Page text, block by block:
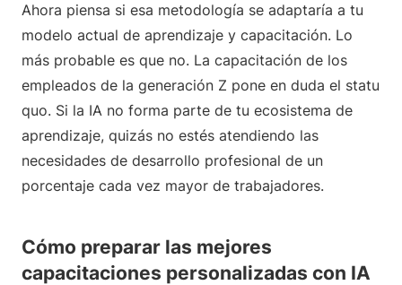
Ahora piensa si esa metodología se adaptaría a tu
modelo actual de aprendizaje y capacitación. Lo
más probable es que no. La capacitación de los
empleados de la generación Z pone en duda el statu
quo. Si la IA no forma parte de tu ecosistema de
aprendizaje, quizás no estés atendiendo las
necesidades de desarrollo profesional de un
porcentaje cada vez mayor de trabajadores.
Cómo preparar las mejores
capacitaciones personalizadas con IA